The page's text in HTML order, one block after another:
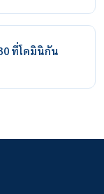
ที่โดมินิกัน